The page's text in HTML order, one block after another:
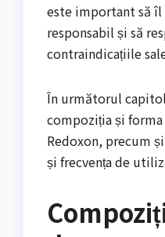
este important să
responsabil și să
contraindicațiile
În următorul
compoziția și
Redoxon, precum
și frecvența de